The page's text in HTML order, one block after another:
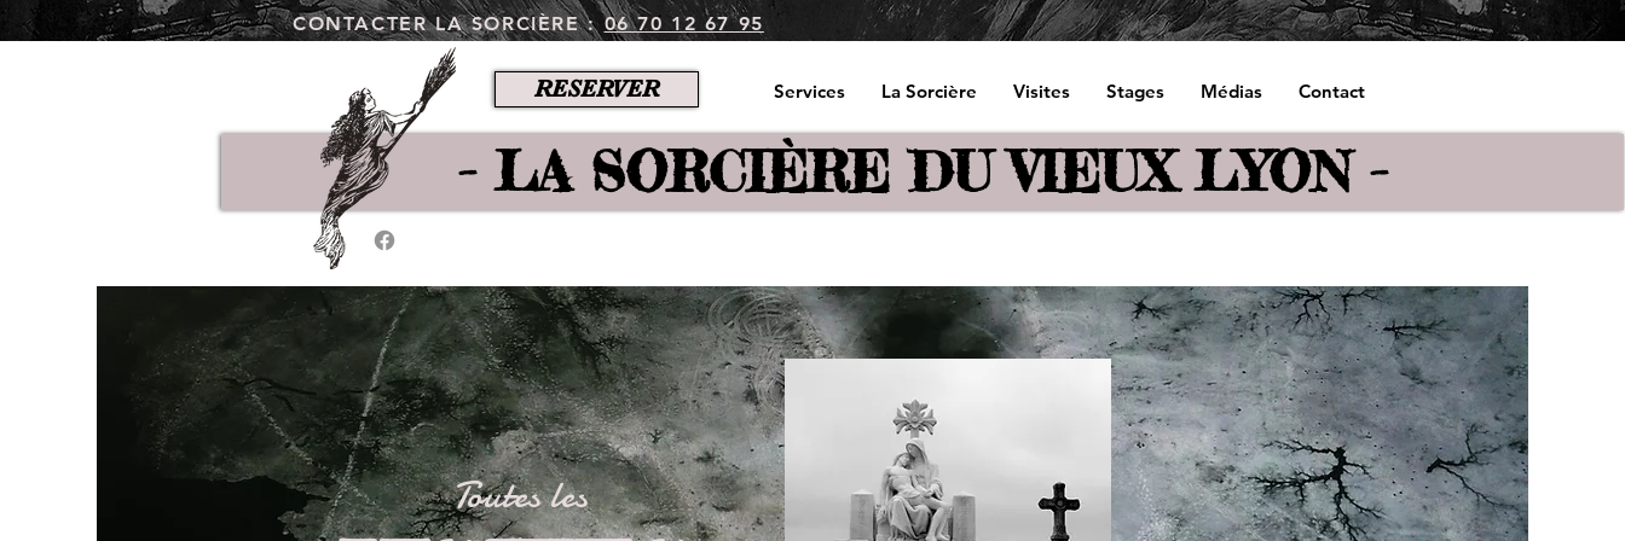
CONTACTER LA SORCIÈRE : 06 70 12 67 95
- LA SORCIÈRE DU VIEUX LYON -
RESERVER Services La Sorcière Visites Stages Médias Contact
Toutes les